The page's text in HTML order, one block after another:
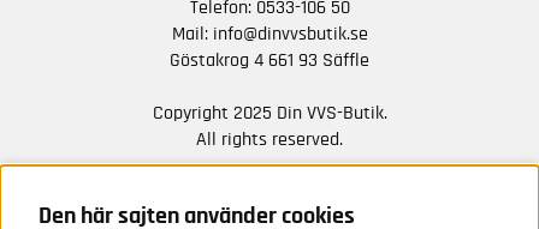
Telefon: 0533-106 50
Mail: info@dinvvsbutik.se
Göstakrog 4 661 93 Säffle
Copyright 2025 Din VVS-Butik.
All rights reserved.
NYHETER FRÅN OSS
Den här sajten använder cookies